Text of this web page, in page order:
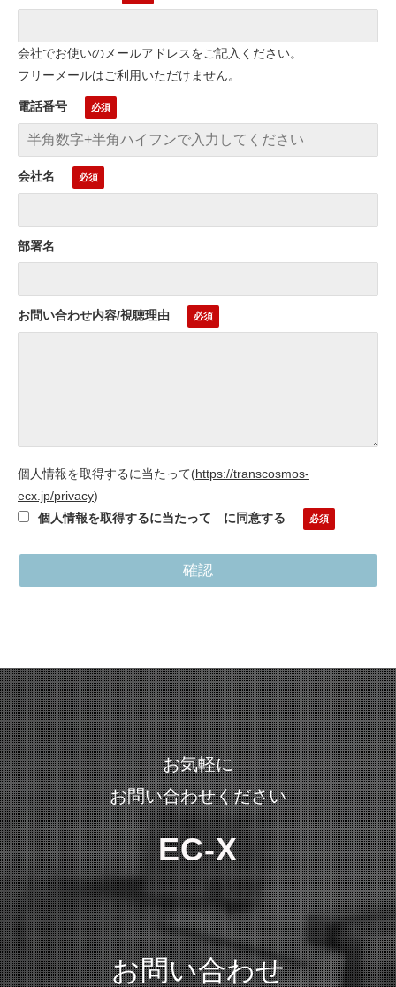
会社でお使いのメールアドレスをご記入ください。
フリーメールはご利用いただけません。
電話番号
会社名
部署名
お問い合わせ内容/視聴理由
個人情報を取得するに当たって(https://transcosmos-
ecx.jp/privacy)
個人情報を取得するに当たって に同意する
お気軽に
お問い合わせください
EC-X
お問い合わせ